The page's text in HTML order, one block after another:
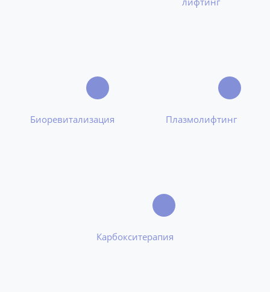
Биоревитализация Плазмолифтинг
Карбокситерапия